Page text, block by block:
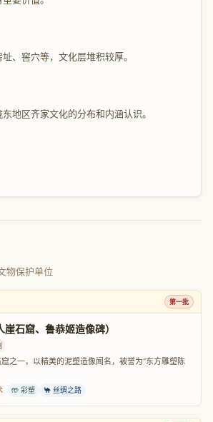
、窖穴等，文化层堆积较厚。
地区齐家文化的分布和内涵认识。
物保护单位
第一批
石窟、鲁恭姬造像碑）
之一，以精美的泥塑造像闻名，被誉为“东方雕塑陈
🤲 彩塑 🐪 丝绸之路